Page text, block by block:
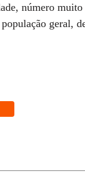
número
geral,